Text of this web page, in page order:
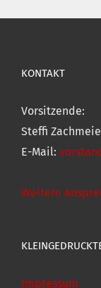
KONTAKT
Vorsitzende:
Steffi
E-Mail:
Weitere
Impressum